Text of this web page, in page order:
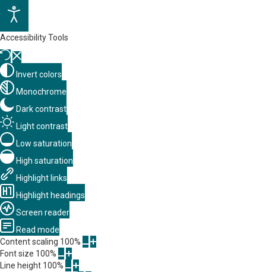
Accessibility Tools
Invert colors
Monochrome
Dark contrast
Light contrast
Low saturation
High saturation
Highlight links
Highlight headings
Screen reader
Read mode
Content scaling 100%
Font size 100%
Line height 100%